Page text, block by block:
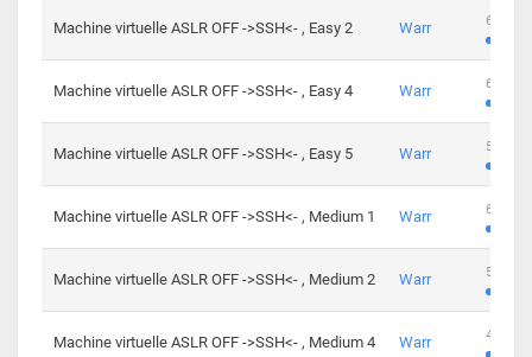
Machine virtuelle ASLR OFF ->SSH<- , Easy 2 Warr 681
Machine virtuelle ASLR OFF ->SSH<- , Easy 4 Warr 645
Machine virtuelle ASLR OFF ->SSH<- , Easy 5 Warr 561
Machine virtuelle ASLR OFF ->SSH<- , Medium 1 Warr 605
Machine virtuelle ASLR OFF ->SSH<- , Medium 2 Warr 509
Machine virtuelle ASLR OFF ->SSH<- , Medium 4 Warr 413